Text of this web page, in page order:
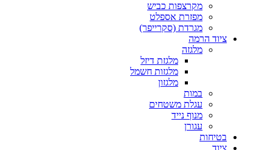
מקרצפות כביש
מפזרת אספלט
מגרדת (סקרייפר)
ציוד הרמה
מלגזה
מלגזת דיזל
מלגזות חשמל
מלגזון
במות
עגלת משטחים
מנוף נייד
עגורן
בטיחות
ציוד